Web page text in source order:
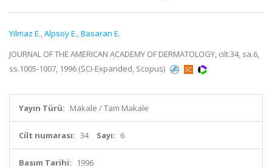
Yilmaz E.,Alpsoy E.,Basaran E.
JOURNAL OF THE AMERICAN ACADEMY OF DERMATOLOGY, cilt.34, sa.6,
ss.1005-1007, 1996 (SCI-Expanded, Scopus)
Yayın Türü: Makale / Tam Makale
Cilt numarası: 34 Sayı: 6
Basım Tarihi: 1996